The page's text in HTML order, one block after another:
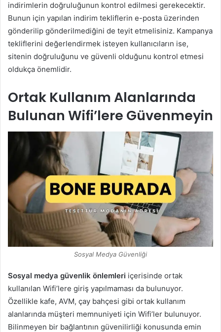
indirimlerin doğruluğunun kontrol edilmesi gerekecektir.
Bunun için yapılan indirim tekliflerin e-posta üzerinden
gönderilip gönderilmediğini de teyit etmelisiniz. Kampanya
tekliflerini değerlendirmek isteyen kullanıcıların ise,
sitenin doğruluğunu ve güvenli olduğunu kontrol etmesi
oldukça önemlidir.
Ortak Kullanım Alanlarında
Bulunan Wifi’lere Güvenmeyin
Sosyal Medya Güvenliği
Sosyal medya güvenlik önlemleri içerisinde ortak
kullanılan Wifi’lere giriş yapılmaması da bulunuyor.
Özellikle kafe, AVM, çay bahçesi gibi ortak kullanım
alanlarında müşteri memnuniyeti için Wifi’ler bulunuyor.
Bilinmeyen bir bağlantının güvenilirliği konusunda emin